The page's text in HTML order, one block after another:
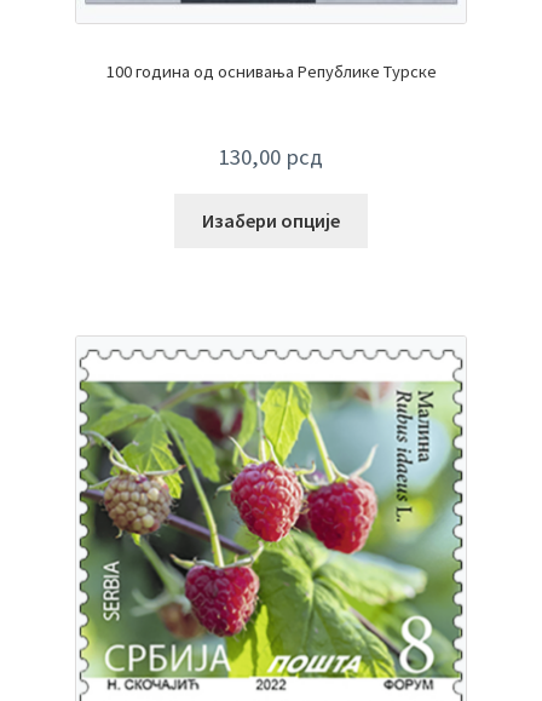
100 година од оснивања Републике Турске
130,00 рсд
Изабери опције